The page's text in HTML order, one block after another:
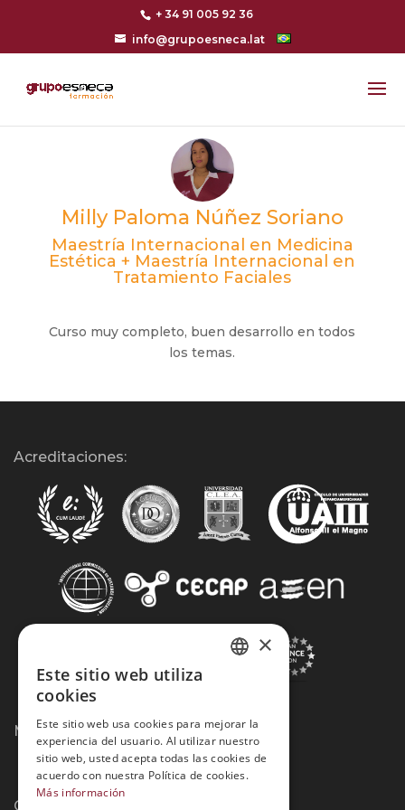
+ 34 91 005 92 36
info@grupoesneca.lat
Milly Paloma Núñez Soriano
Maestría Internacional en Medicina
Estética + Maestría Internacional en
Tratamiento Faciales
Curso muy completo, buen desarrollo en todos
los temas.
Acreditaciones:
Métodos de Pago:
Contacto:
×
Este sitio web utiliza
cookies
Este sitio web usa cookies para mejorar la
experiencia del usuario. Al utilizar nuestro
sitio web, usted acepta todas las cookies de
acuerdo con nuestra Política de cookies.
Más información